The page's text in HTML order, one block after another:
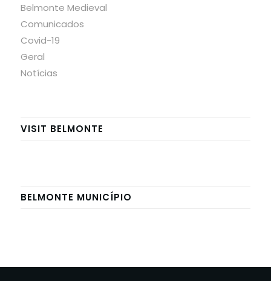
Belmonte Medieval
Comunicados
Covid-19
Geral
Notícias
VISIT BELMONTE
BELMONTE MUNICÍPIO